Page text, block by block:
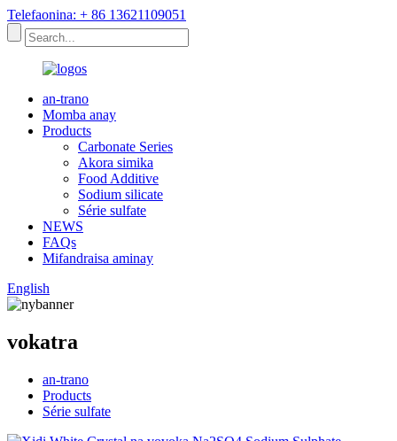
Telefaonina: + 86 13621109051
an-trano
Momba anay
Products
Carbonate Series
Akora simika
Food Additive
Sodium silicate
Série sulfate
NEWS
FAQs
Mifandraisa aminay
English
vokatra
an-trano
Products
Série sulfate